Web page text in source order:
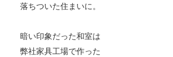
落ちついた住まいに。
暗い印象だった和室は
弊社家具工場で作った